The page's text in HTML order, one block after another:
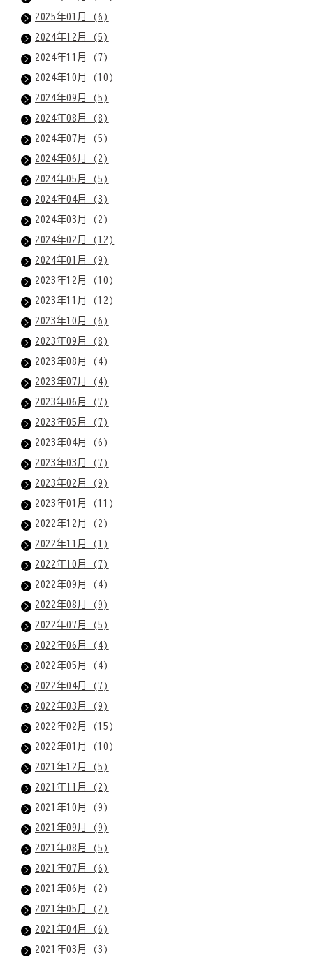
2025年01月 (6)
2024年12月 (5)
2024年11月 (7)
2024年10月 (10)
2024年09月 (5)
2024年08月 (8)
2024年07月 (5)
2024年06月 (2)
2024年05月 (5)
2024年04月 (3)
2024年03月 (2)
2024年02月 (12)
2024年01月 (9)
2023年12月 (10)
2023年11月 (12)
2023年10月 (6)
2023年09月 (8)
2023年08月 (4)
2023年07月 (4)
2023年06月 (7)
2023年05月 (7)
2023年04月 (6)
2023年03月 (7)
2023年02月 (9)
2023年01月 (11)
2022年12月 (2)
2022年11月 (1)
2022年10月 (7)
2022年09月 (4)
2022年08月 (9)
2022年07月 (5)
2022年06月 (4)
2022年05月 (4)
2022年04月 (7)
2022年03月 (9)
2022年02月 (15)
2022年01月 (10)
2021年12月 (5)
2021年11月 (2)
2021年10月 (9)
2021年09月 (9)
2021年08月 (5)
2021年07月 (6)
2021年06月 (2)
2021年05月 (2)
2021年04月 (6)
2021年03月 (3)